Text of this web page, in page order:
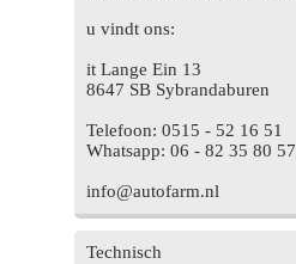
u vindt ons:
it Lange Ein 13
8647 SB Sybrandaburen
Telefoon: 0515 - 52 16 51
Whatsapp: 06 - 82 35 80 57
info@autofarm.nl
Technisch